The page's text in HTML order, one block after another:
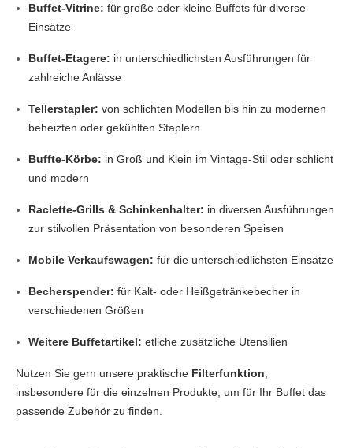
Buffet-Vitrine: für große oder kleine Buffets für diverse
Einsätze
Buffet-Etagere: in unterschiedlichsten Ausführungen für
zahlreiche Anlässe
Tellerstapler: von schlichten Modellen bis hin zu modernen
beheizten oder gekühlten Staplern
Buffte-Körbe: in Groß und Klein im Vintage-Stil oder schlicht
und modern
Raclette-Grills & Schinkenhalter: in diversen Ausführungen
zur stilvollen Präsentation von besonderen Speisen
Mobile Verkaufswagen: für die unterschiedlichsten Einsätze
Becherspender: für Kalt- oder Heißgetränkebecher in
verschiedenen Größen
Weitere Buffetartikel: etliche zusätzliche Utensilien
Nutzen Sie gern unsere praktische Filterfunktion
insbesondere für die einzelnen Produkte, um für Ihr Buffet das
passende Zubehör zu finden.